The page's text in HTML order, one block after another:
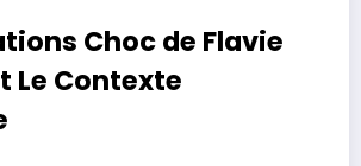
Choc de Flavie
Le Contexte